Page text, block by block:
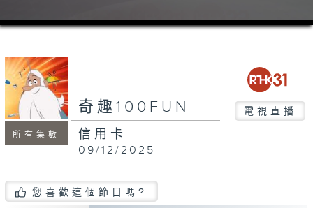
所有集數
奇趣100FUN 電視直播
信用卡
09/12/2025
您喜歡這個節目嗎?